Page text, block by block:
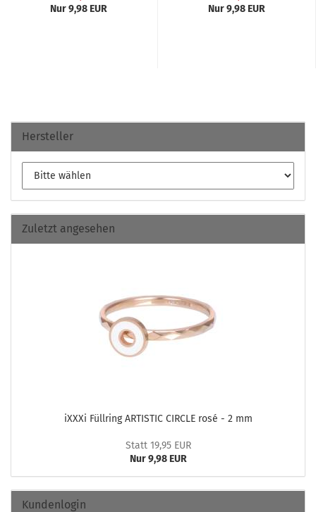
Nur 9,98 EUR
Nur 9,98 EUR
Hersteller
Zuletzt angesehen
iXXXi Füll­ring AR­TIS­TIC CIR­CLE rosé - 2 mm
Statt 19,95 EUR
Nur 9,98 EUR
Kundenlogin